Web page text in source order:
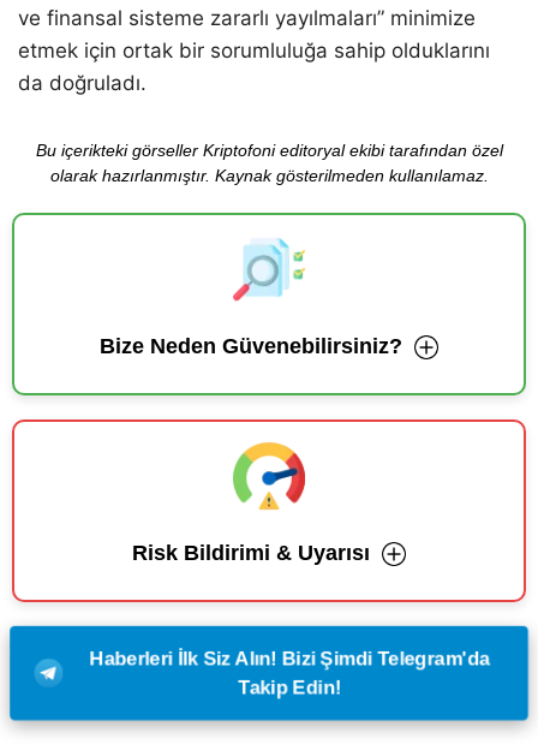
ve finansal sisteme zararlı yayılmaları” minimize
etmek için ortak bir sorumluluğa sahip olduklarını
da doğruladı.
Bu içerikteki görseller Kriptofoni editoryal ekibi tarafından özel
olarak hazırlanmıştır. Kaynak gösterilmeden kullanılamaz.
Bize Neden Güvenebilirsiniz?
Risk Bildirimi & Uyarısı
Haberleri İlk Siz Alın! Bizi Şimdi Telegram'da
Takip Edin!